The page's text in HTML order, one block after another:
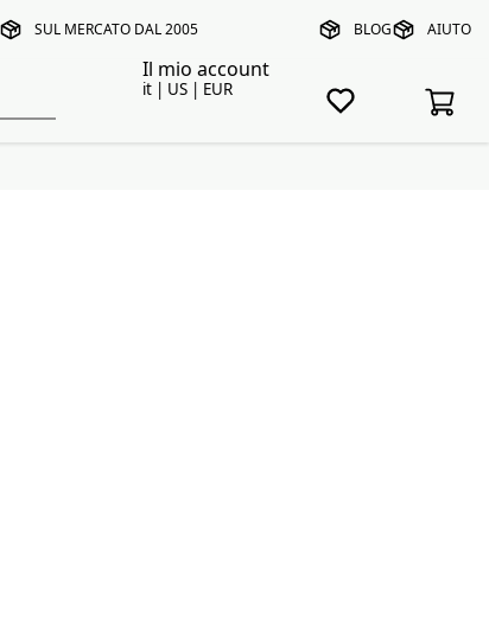
SUL MERCATO DAL 2005 BLOG AIUTO
Il mio account
it | US | EUR